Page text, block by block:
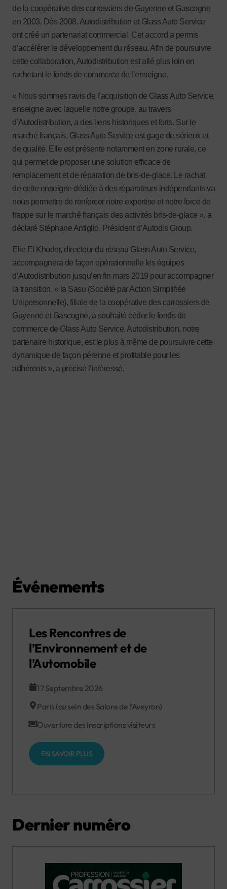
de la coopérative des carrossiers de Guyenne et Gascogne
en 2003. Dès 2008, Autodistribution et Glass Auto Service
ont créé un partenariat commercial. Cet accord a permis
d’accélérer le développement du réseau. Afin de poursuivre
cette collaboration, Autodistribution est allé plus loin en
rachetant le fonds de commerce de l’enseigne.
« Nous sommes ravis de l’acquisition de Glass Auto Service,
enseigne avec laquelle notre groupe, au travers
d’Autodistribution, a des liens historiques et forts. Sur le
marché français, Glass Auto Service est gage de sérieux et
de qualité. Elle est présente notamment en zone rurale, ce
qui permet de proposer une solution efficace de
remplacement et de réparation de bris-de-glace. Le rachat
de cette enseigne dédiée à des réparateurs indépendants va
nous permettre de renforcer notre expertise et notre force de
frappe sur le marché français des activités bris-de-glace », a
déclaré Stéphane Antiglio, Président d’Autodis Group.
Elie El Khoder, directeur du réseau Glass Auto Service,
accompagnera de façon opérationnelle les équipes
d’Autodistribution jusqu’en fin mars 2019 pour accompagner
la transition. « la Sasu (Société par Action Simplifiée
Unipersonnelle), filiale de la coopérative des carrossiers de
Guyenne et Gascogne, a souhaité céder le fonds de
commerce de Glass Auto Service. Autodistribution, notre
partenaire historique, est le plus à même de poursuivre cette
dynamique de façon pérenne et profitable pour les
adhérents », a précisé l’intéressé.
Événements
Les Rencontres de
l’Environnement et de
l’Automobile
17 Septembre 2026
Paris (au sein des Salons de l’Aveyron)
Ouverture des inscriptions visiteurs
EN SAVOIR PLUS
Dernier numéro